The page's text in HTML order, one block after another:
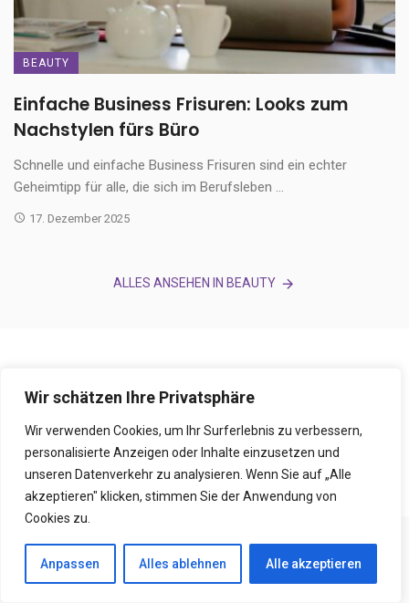
Wir schätzen Ihre Privatsphäre
Wir verwenden Cookies, um Ihr Surferlebnis zu verbessern,
personalisierte Anzeigen oder Inhalte einzusetzen und
unseren Datenverkehr zu analysieren. Wenn Sie auf „Alle
akzeptieren" klicken, stimmen Sie der Anwendung von
Cookies zu.
Anpassen Alles ablehnen Alle akzeptieren
BEAUTY
Einfache Business Frisuren: Looks zum
Nachstylen fürs Büro
Schnelle und einfache Business Frisuren sind ein echter
Geheimtipp für alle, die sich im Berufsleben ...
17. Dezember 2025
ALLES ANSEHEN IN BEAUTY
BEAUTY GESUNDHEIT